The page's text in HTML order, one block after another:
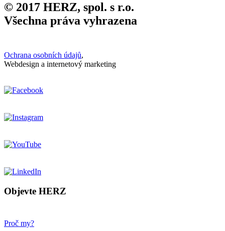
© 2017 HERZ, spol. s r.o.
Všechna práva vyhrazena
Ochrana osobních údajů,
Webdesign a internetový marketing
Objevte HERZ
Proč my?